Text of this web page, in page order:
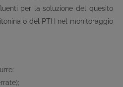
per la soluzione del quesito
o del PTH nel monitoraggio